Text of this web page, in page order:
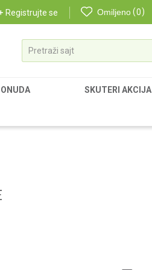
Registrujte se Omiljeno 0
Pretraži sajt
SKUTERI AKCIJA